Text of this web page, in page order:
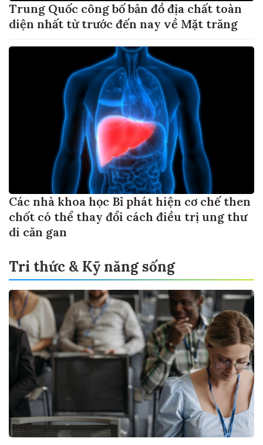
Trung Quốc công bố bản đồ địa chất toàn
diện nhất từ trước đến nay về Mặt trăng
Các nhà khoa học Bỉ phát hiện cơ chế then
chốt có thể thay đổi cách điều trị ung thư
di căn gan
Tri thức & Kỹ năng sống